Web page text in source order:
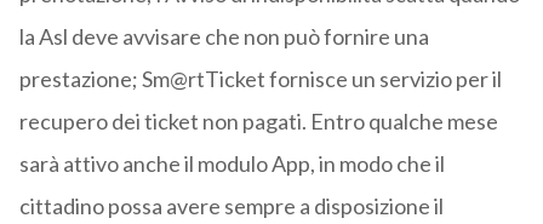
la Asl deve avvisare che non può fornire una
prestazione; Sm@rtTicket fornisce un servizio per il
recupero dei ticket non pagati. Entro qualche mese
sarà attivo anche il modulo App, in modo che il
cittadino possa avere sempre a disposizione il